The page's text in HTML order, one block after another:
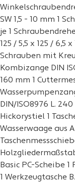
SW 1,5 - 10 mm 1
je 1
125 / 5,5 x 125 /
Schrauben mit
Kombizange DIN
160 mm 1
DIN/ISO8976 L.
Hickorystiel 1
Wasserwaage aus
Basic PC-Scheibe
1 Werkzeugtasche